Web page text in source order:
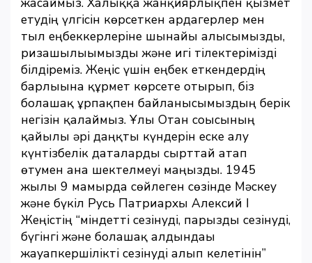
етудің үлгісін көрсеткен ардагерлер мен
тыл еңбеккерлеріне шынайы алғысымызды,
ризашылығымызды және игі тілектерімізді
білдіреміз. Жеңіс үшін еңбек еткендердің
барлығына құрмет көрсете отырып, біз
болашақ ұрпақпен байланысымыздың берік
негізін қалаймыз. Ұлы Отан соғысының
қайғылы әрі даңқты күндерін еске алу
күнтізбелік даталарды сырттай атап
өтумен ғана шектелмеуі маңызды. 1945
жылғы 9 мамырда сөйлеген сөзінде Мәскеу
және бүкіл Русь Патриархы Алексий I
Жеңістің “міндетті сезінуді, парызды сезінуді,
бүгінгі және болашақ алдындағы
жауапкершілікті сезінуді алып келетінін”